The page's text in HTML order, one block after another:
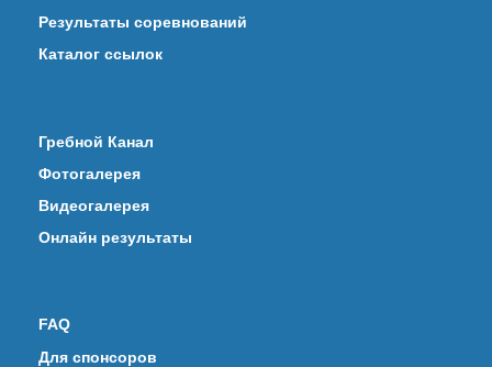
Результаты соревнований
Каталог ссылок
Гребной Канал
Фотогалерея
Видеогалерея
Онлайн результаты
FAQ
Для спонсоров